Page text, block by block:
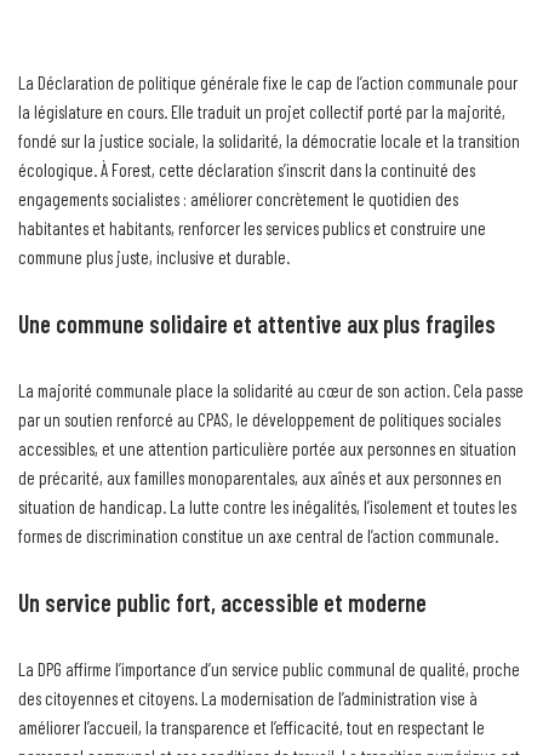
La Déclaration de politique générale fixe le cap de l’action communale pour
la législature en cours. Elle traduit un projet collectif porté par la majorité,
fondé sur la justice sociale, la solidarité, la démocratie locale et la transition
écologique. À Forest, cette déclaration s’inscrit dans la continuité des
engagements socialistes : améliorer concrètement le quotidien des
habitantes et habitants, renforcer les services publics et construire une
commune plus juste, inclusive et durable.
Une commune solidaire et attentive aux plus fragiles
La majorité communale place la solidarité au cœur de son action. Cela passe
par un soutien renforcé au CPAS, le développement de politiques sociales
accessibles, et une attention particulière portée aux personnes en situation
de précarité, aux familles monoparentales, aux aînés et aux personnes en
situation de handicap. La lutte contre les inégalités, l’isolement et toutes les
formes de discrimination constitue un axe central de l’action communale.
Un service public fort, accessible et moderne
La DPG affirme l’importance d’un service public communal de qualité, proche
des citoyennes et citoyens. La modernisation de l’administration vise à
améliorer l’accueil, la transparence et l’efficacité, tout en respectant le